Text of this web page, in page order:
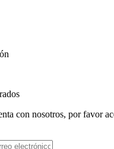
con nosotros, por favor